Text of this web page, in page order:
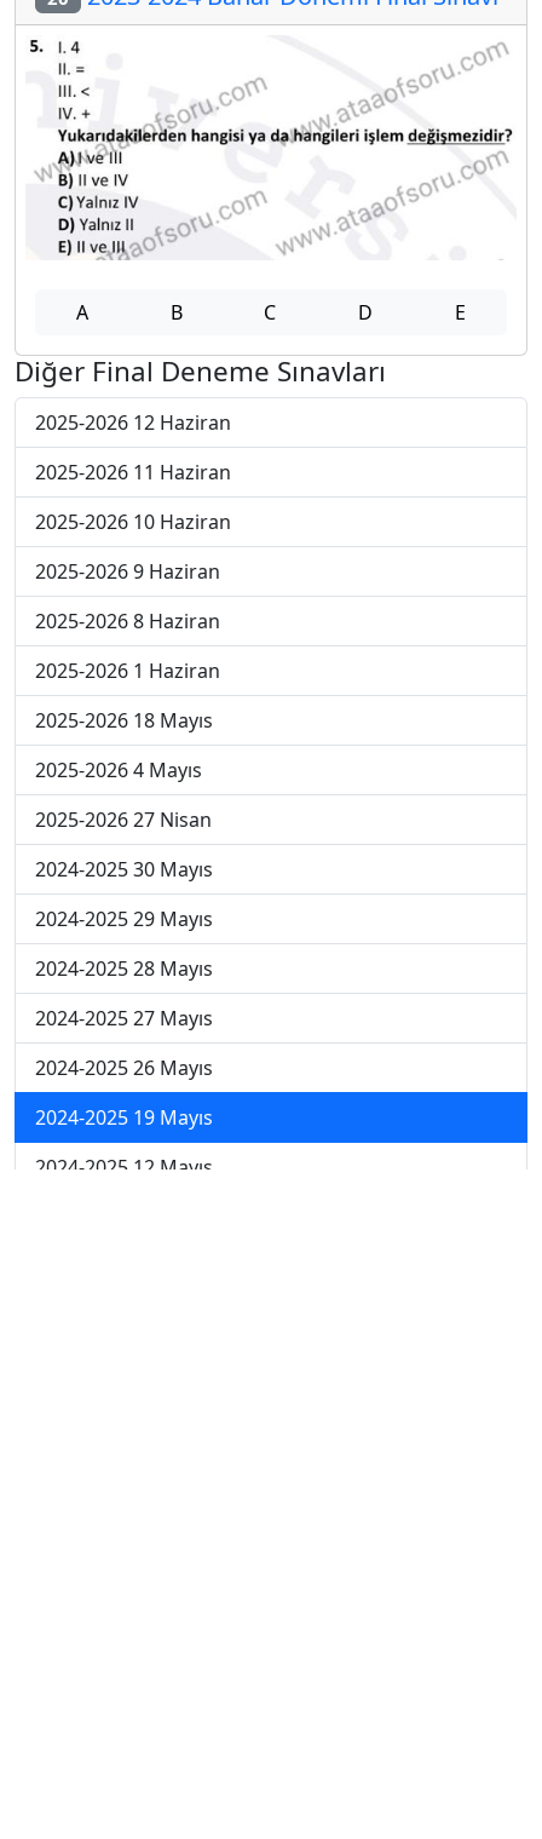
A B C D E
Diğer Final Deneme Sınavları
2025-2026 12 Haziran
2025-2026 11 Haziran
2025-2026 10 Haziran
2025-2026 9 Haziran
2025-2026 8 Haziran
2025-2026 1 Haziran
2025-2026 18 Mayıs
2025-2026 4 Mayıs
2025-2026 27 Nisan
2024-2025 30 Mayıs
2024-2025 29 Mayıs
2024-2025 28 Mayıs
2024-2025 27 Mayıs
2024-2025 26 Mayıs
2024-2025 19 Mayıs
2024-2025 12 Mayıs